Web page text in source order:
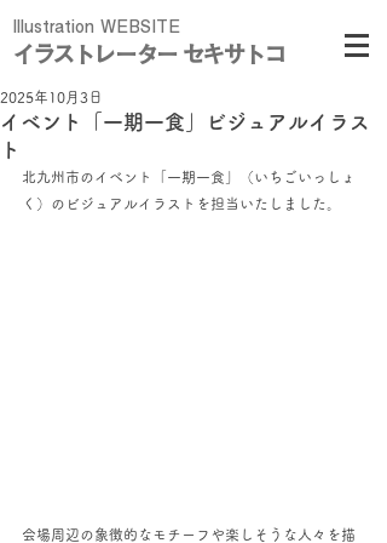
イラストレーター セキサトコ
Illustration WEBSITE
イベント「一期一食」ビジュアルイラス
ト
2025年10月3日
北九州市のイベント「一期一食」（いちごいっしょ
く）のビジュアルイラストを担当いたしました。
会場周辺の象徴的なモチーフや楽しそうな人々を描